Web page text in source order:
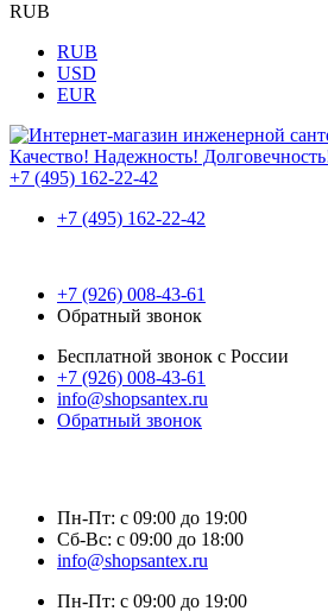
RUB
RUB
USD
EUR
Качество! Надежность!
+7 (495) 162-22-42
+7 (495) 162-22-42
+7 (926) 008-43-61
Обратный звонок
Бесплатной звонок с России
+7 (926) 008-43-61
info@shopsantex.ru
Обратный звонок
Пн-Пт: с 09:00 до 19:00
Сб-Вс: с 09:00 до 18:00
info@shopsantex.ru
Пн-Пт: с 09:00 до 19:00